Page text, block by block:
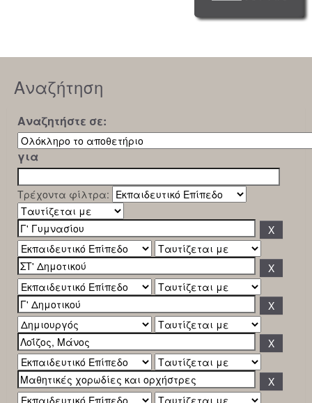
Αναζήτηση
Αναζητήστε σε:
για
Τρέχοντα φίλτρα: